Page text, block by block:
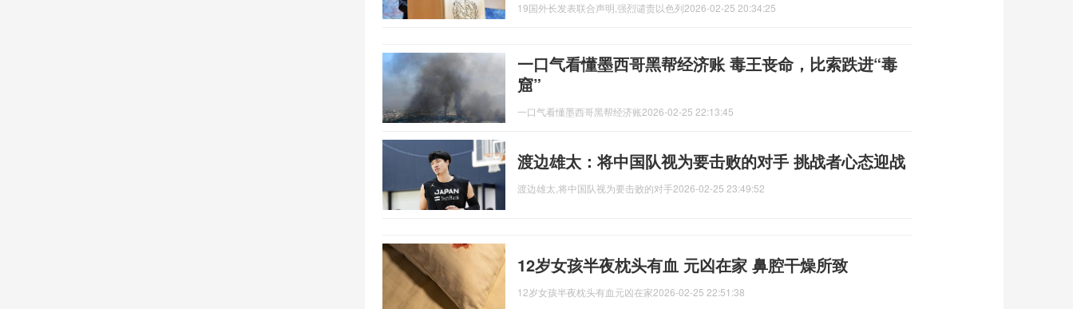
19国外长发表联合声明,强烈谴责以色列2026-02-25 20:34:25
一口气看懂墨西哥黑帮经济账 毒王丧命，比索跌进“毒
窟”
一口气看懂墨西哥黑帮经济账2026-02-25 22:13:45
渡边雄太：将中国队视为要击败的对手 挑战者心态迎战
渡边雄太,将中国队视为要击败的对手2026-02-25 23:49:52
12岁女孩半夜枕头有血 元凶在家 鼻腔干燥所致
12岁女孩半夜枕头有血元凶在家2026-02-25 22:51:38